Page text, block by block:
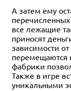
А затем ему
перечисленных
все лежащие
приносят
зависимости
перемещаются
фабрики
Также в игре
уникальными